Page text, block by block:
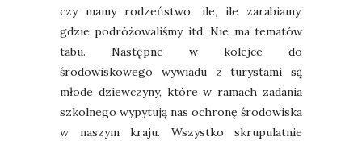
czy mamy rodzeństwo, ile, ile zarabiamy,
gdzie podróżowaliśmy itd. Nie ma tematów
tabu. Następne w kolejce do
środowiskowego wywiadu z turystami są
młode dziewczyny, które w ramach zadania
szkolnego wypytują nas ochronę środowiska
w naszym kraju. Wszystko skrupulatnie